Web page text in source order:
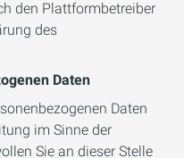
den Plattformbetreiber
des
Daten
Daten
im Sinne der
Sie an dieser Stelle